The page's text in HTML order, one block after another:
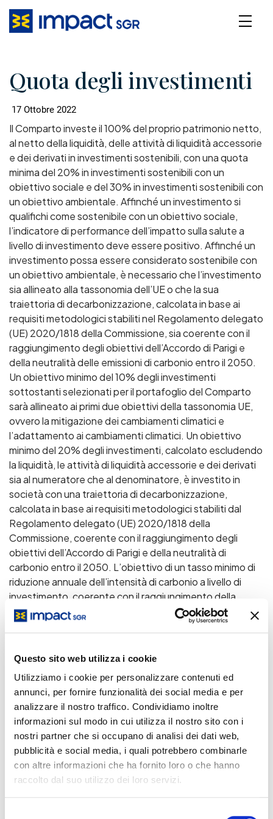
Questo sito web utilizza i cookie
Utilizziamo i cookie per personalizzare contenuti ed
annunci, per fornire funzionalità dei social media e per
analizzare il nostro traffico. Condividiamo inoltre
informazioni sul modo in cui utilizza il nostro sito con i
nostri partner che si occupano di analisi dei dati web,
pubblicità e social media, i quali potrebbero combinarle
con altre informazioni che ha fornito loro o che hanno
raccolto dal suo utilizzo dei loro servizi.
Quota degli investimenti
17 Ottobre 2022
Il Comparto investe il 100% del proprio patrimonio netto,
al netto della liquidità, delle attività di liquidità accessorie
e dei derivati in investimenti sostenibili, con una quota
minima del 20% in investimenti sostenibili con un
obiettivo sociale e del 30% in investimenti sostenibili con
un obiettivo ambientale. Affinché un investimento si
qualifichi come sostenibile con un obiettivo sociale,
l’indicatore di performance dell’impatto sulla salute a
livello di investimento deve essere positivo. Affinché un
investimento possa essere considerato sostenibile con
un obiettivo ambientale, è necessario che l’investimento
sia allineato alla tassonomia dell’UE o che la sua
traiettoria di decarbonizzazione, calcolata in base ai
requisiti metodologici stabiliti nel Regolamento delegato
(UE) 2020/1818 della Commissione, sia coerente con il
raggiungimento degli obiettivi dell’Accordo di Parigi e
della neutralità delle emissioni di carbonio entro il 2050.
Un obiettivo minimo del 10% degli investimenti
sottostanti selezionati per il portafoglio del Comparto
sarà allineato ai primi due obiettivi della tassonomia UE,
ovvero la mitigazione dei cambiamenti climatici e
l’adattamento ai cambiamenti climatici. Un obiettivo
minimo del 20% degli investimenti, calcolato escludendo
la liquidità, le attività di liquidità accessorie e dei derivati
sia al numeratore che al denominatore, è investito in
società con una traiettoria di decarbonizzazione,
calcolata in base ai requisiti metodologici stabiliti dal
Regolamento delegato (UE) 2020/1818 della
Commissione, coerente con il raggiungimento degli
obiettivi dell’Accordo di Parigi e della neutralità di
carbonio entro il 2050. L’obiettivo di un tasso minimo di
riduzione annuale dell’intensità di carbonio a livello di
investimento, coerente con il raggiungimento della
neutralità delle emissioni di carbonio entro il 2050,
consente alla strategia di investimento di allocare il
significativi per ridurre le emissioni di gas serra, svolgendo
riduzione delle emissioni di gas serra in termini assoluti,
pur non contribuendo di per sé agli obiettivi ambientali
della tassonomia dell’UE; le società partecipate che
operano in settori ad alta intensità di carbonio sono
particolarmente rilevanti a questo proposito. L’indice di
impatto netto a livello di portafoglio deve essere
positivo. Affinché un investimento si qualifichi come
sostenibile per il Comparto, deve soddisfare almeno uno